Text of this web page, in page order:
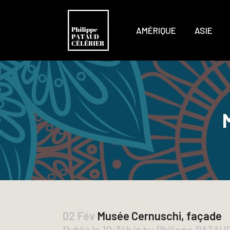
AMÉRIQUE ASIE
02 Fév Musée Cernuschi, façade